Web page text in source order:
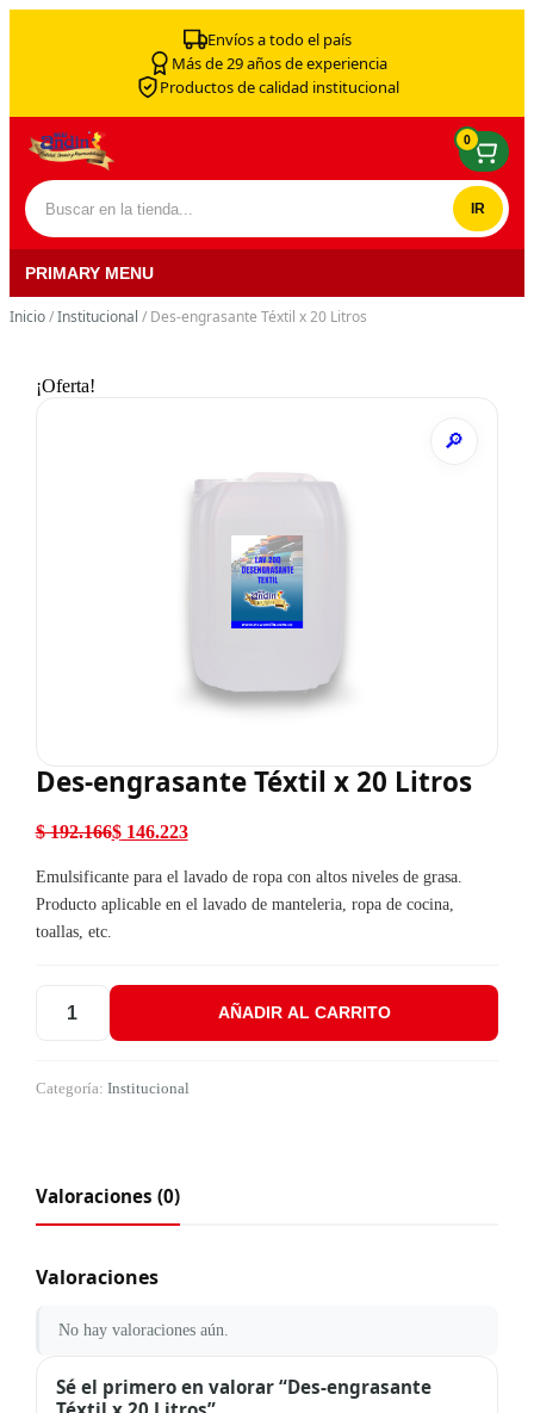
Envíos a todo el país
Más de 29 años de experiencia
Productos de calidad institucional
Buscar por:
0
PRIMARY MENU
Inicio/Institucional / Des-engrasante Téxtil x 20 Litros
¡Oferta!
Des-engrasante Téxtil x 20 Litros
$192.166
El precio original era: $ 192.166.
$146.223
El precio actual es: $ 146.223.
Emulsificante para el lavado de ropa con altos niveles de grasa.
Producto aplicable en el lavado de manteleria, ropa de cocina,
toallas, etc.
Des-engrasante Téxtil x 20 Litros cantidad
AÑADIR AL CARRITO
Categoría: Institucional
Valoraciones (0)
Valoraciones
No hay valoraciones aún.
Sé el primero en valorar “Des-engrasante